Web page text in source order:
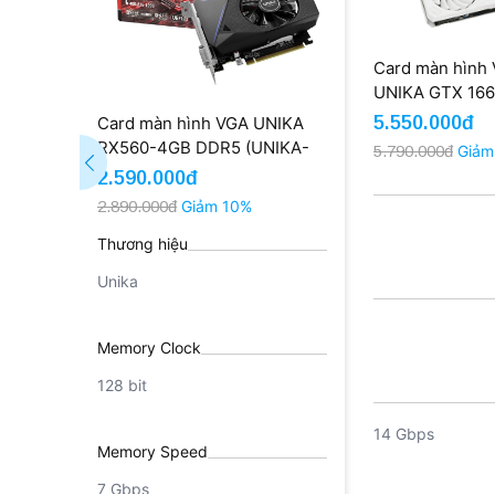
Card màn hình VGA UNIKA
RX560-4GB DDR5 (UNIKA-
RX560-4G-DDR5)
2.590.000đ
2.890.000đ Giảm 10%
Thương hiệu
Unika
Memory Clock
128 bit
Memory Speed
7 Gbps
Card màn hình
UNIKA GTX
BLIZZARDS 6GB
DDR6 V2 WHITE
(UNIKA-
6G-V2-WHITE)
5.550.000đ
5.790.000đ
14 Gbps